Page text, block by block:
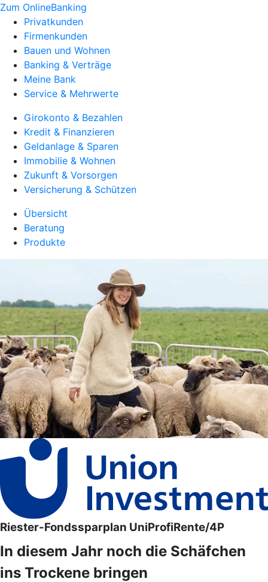
Zum OnlineBanking
Privatkunden
Firmenkunden
Bauen und Wohnen
Banking & Verträge
Meine Bank
Service & Mehrwerte
Girokonto & Bezahlen
Kredit & Finanzieren
Geldanlage & Sparen
Immobilie & Wohnen
Zukunft & Vorsorgen
Versicherung & Schützen
Übersicht
Beratung
Produkte
Riester-Fondssparplan UniProfiRente/4P
In diesem Jahr noch die Schäfchen
ins Trockene bringen